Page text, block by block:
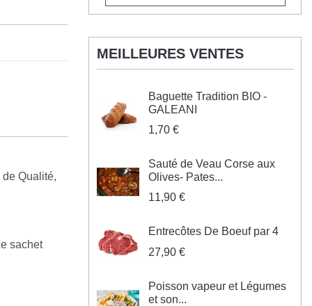
Qualité,
sachet
MEILLEURES VENTES
Baguette Tradition BIO -
GALEANI
1,70 €
Sauté de Veau Corse aux
Olives- Pates...
11,90 €
Entrecôtes De Boeuf par 4
27,90 €
Poisson vapeur et Légumes
et son...